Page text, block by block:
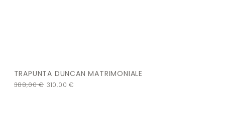
TRAPUNTA DUNCAN MATRIMONIALE
388,00€ 310,00€